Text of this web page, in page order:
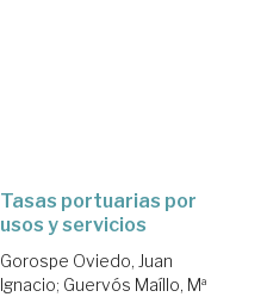
Tasas portuarias por
usos y servicios
Gorospe Oviedo, Juan
Ignacio; Guervós Maíllo, Mª